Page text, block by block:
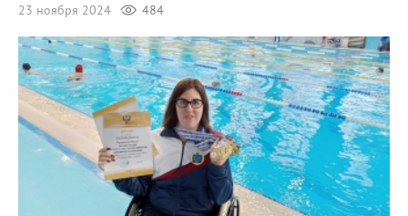
23 ноября 2024
484